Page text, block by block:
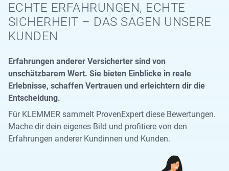
ECHTE ERFAHRUNGEN, ECHTE
SICHERHEIT – DAS SAGEN UNSERE
KUNDEN
Erfahrungen anderer Versicherter sind von
unschätzbarem Wert. Sie bieten Einblicke in reale
Erlebnisse, schaffen Vertrauen und erleichtern dir die
Entscheidung.
Für KLEMMER sammelt ProvenExpert diese Bewertungen.
Mache dir dein eigenes Bild und profitiere von den
Erfahrungen anderer Kundinnen und Kunden.